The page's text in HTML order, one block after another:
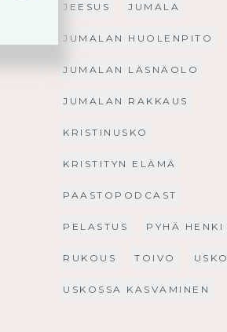
JEESUS JUMALA
JUMALAN HUOLENPITO
JUMALAN LÄSNÄOLO
JUMALAN RAKKAUS
KRISTINUSKO
KRISTITYN ELÄMÄ
PAASTOPODCAST
PELASTUS PYHÄ HENKI
RUKOUS TOIVO USKO
USKOSSA KASVAMINEN